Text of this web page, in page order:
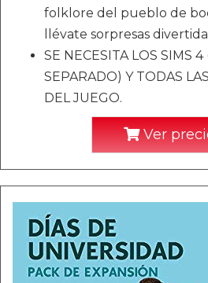
folklore del pueblo de
llévate sorpresas
SE NECESITA LOS SIMS
SEPARADO) Y TODAS
DEL JUEGO.
Ver